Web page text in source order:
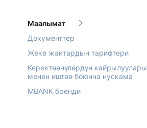
Маалымат
Документтер
Жеке жактардын тарифтери
Керектөөчүлөрдүн кайрылуулары
менен иштөө боюнча нускама
MBANK бренди